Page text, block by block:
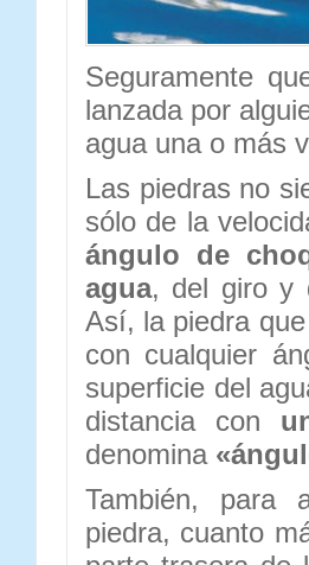
Seguramente
lanzada por
agua una o más
Las piedras no
sólo de la
ángulo de
agua, del giro y
Así, la piedra
con cualquier
superficie del
distancia con
denomina
También, para
piedra, cuanto